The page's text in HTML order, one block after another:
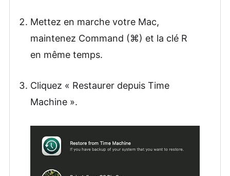
Mettez en marche votre Mac,
maintenez Command (⌘) et la clé R
en même temps.
Cliquez « Restaurer depuis Time
Machine ».